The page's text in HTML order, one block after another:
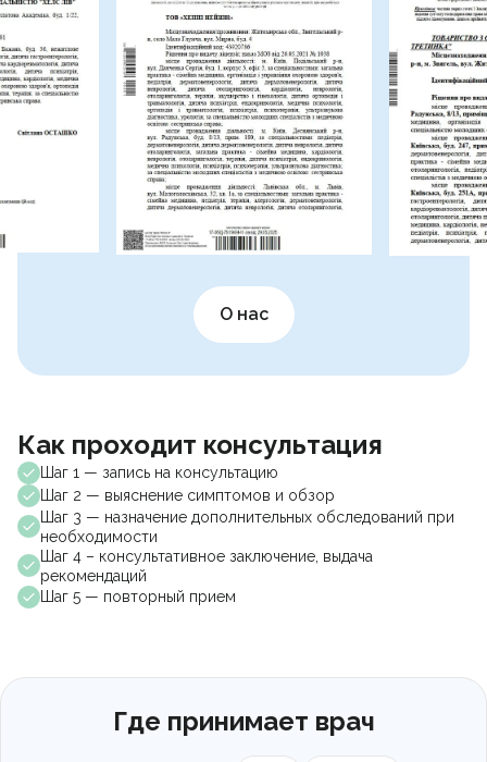
О нас
Как проходит консультация
Шаг 1 — запись на консультацию
Шаг 2 — выяснение симптомов и обзор
Шаг 3 — назначение дополнительных обследований при
необходимости
Шаг 4 – консультативное заключение, выдача
рекомендаций
Шаг 5 — повторный прием
Где принимает врач